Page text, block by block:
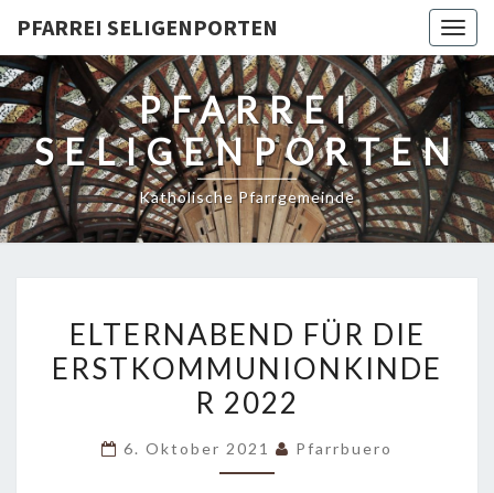
PFARREI SELIGENPORTEN
PFARREI
SELIGENPORTEN
Katholische Pfarrgemeinde
FÜR
DIE
ERSTKOMMUNIONKINDER
ELTERNABEND FÜR DIE
ERSTKOMMUNIONKINDE
R 2022
6. Oktober 2021 Pfarrbuero